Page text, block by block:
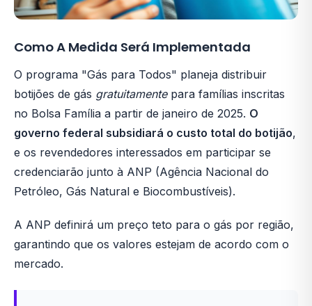
Como A Medida Será Implementada
O programa "Gás para Todos" planeja distribuir
botijões de gás gratuitamentepara famílias inscritas
no Bolsa Família a partir de janeiro de 2025. O
governo federal subsidiará o custo total do botijão,
e os revendedores interessados em participar se
credenciarão junto à ANP (Agência Nacional do
Petróleo, Gás Natural e Biocombustíveis).
A ANP definirá um preço teto para o gás por região,
garantindo que os valores estejam de acordo com o
mercado.